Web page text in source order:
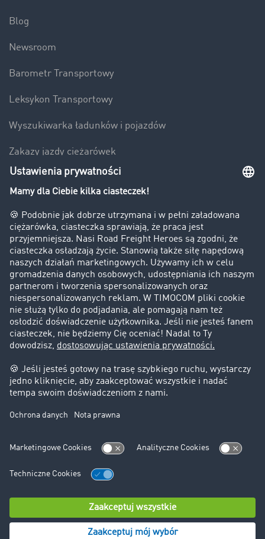
Blog
Newsroom
Barometr Transportowy
Leksykon Transportowy
Wyszukiwarka ładunków i pojazdów
Zakazy jazdy ciężarówek
Bezpieczeństwo
Firma
Historie sukcesu
Klienci pozyskują nowych klientów
Informacje prawne
Impressum
OWU
Ochrona danych
Ustawienia plików cookies